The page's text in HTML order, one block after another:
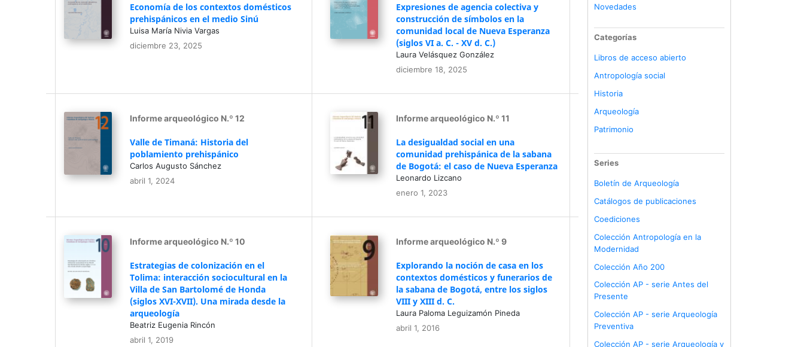
Economía de los contextos domésticos
prehispánicos en el medio Sinú
Luisa María Nivia Vargas
diciembre 23, 2025
Expresiones de agencia colectiva y
construcción de símbolos en la
comunidad local de Nueva Esperanza
(siglos VI a. C. - XV d. C.)
Laura Velásquez González
diciembre 18, 2025
Informe arqueológico N.º 12
Valle de Timaná: Historia del
poblamiento prehispánico
Carlos Augusto Sánchez
abril 1, 2024
Informe arqueológico N.º 11
La desigualdad social en una
comunidad prehispánica de la sabana
de Bogotá: el caso de Nueva Esperanza
Leonardo Lizcano
enero 1, 2023
Informe arqueológico N.º 10
Estrategias de colonización en el
Tolima: interacción sociocultural en la
Villa de San Bartolomé de Honda
(siglos XVI-XVII). Una mirada desde la
arqueología
Beatriz Eugenia Rincón
abril 1, 2019
Informe arqueológico N.º 9
Explorando la noción de casa en los
contextos domésticos y funerarios de
la sabana de Bogotá, entre los siglos
VIII y XIII d. C.
Laura Paloma Leguizamón Pineda
abril 1, 2016
Novedades
Categorías
Libros de acceso abierto
Antropología social
Historia
Arqueología
Patrimonio
Series
Boletín de Arqueología
Catálogos de publicaciones
Coediciones
Colección Antropología en la
Modernidad
Colección Año 200
Colección AP - serie Antes del
Presente
Colección AP - serie Arqueología
Preventiva
Colección AP - serie Arqueología y